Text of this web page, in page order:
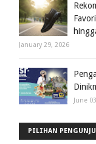
January 29, 2026
June
PILIHAN